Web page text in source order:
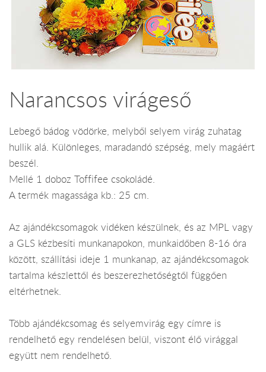
Narancsos virágeső
Lebegő bádog vödörke, melyből selyem virág zuhatag
hullik alá. Különleges, maradandó szépség, mely magáért
beszél.
Mellé 1 doboz Toffifee csokoládé.
A termék magassága kb.: 25 cm.
Az ajándékcsomagok vidéken készülnek, és az MPL vagy
a GLS kézbesíti munkanapokon, munkaidőben 8-16 óra
között, szállítási ideje 1 munkanap, az ajándékcsomagok
tartalma készlettől és beszerezhetőségtől függően
eltérhetnek.
Több ajándékcsomag és selyemvirág egy címre is
rendelhető egy rendelésen belül, viszont élő virággal
együtt nem rendelhető.